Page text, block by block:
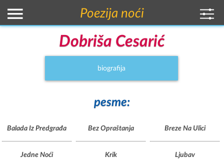
Poezija noći
Dobriša Cesarić
biografija
pesme:
Balada Iz Predgrađa Bez Opraštanja Breze Na Ulici
Jedne Noći Krik Ljubav